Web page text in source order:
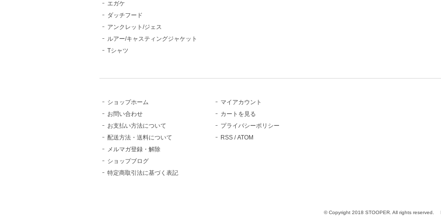
エガケ
ダッチフード
アンクレット/ジェス
ルアー/キャスティングジャケット
Tシャツ
ショップホーム
お問い合わせ
お支払い方法について
配送方法・送料について
メルマガ登録・解除
ショップブログ
特定商取引法に基づく表記
マイアカウント
カートを見る
プライバシーポリシー
RSS /ATOM
© Copyright 2018 STOOPER. All rights reserved.